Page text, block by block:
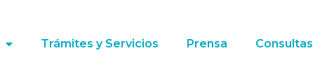
Trámites y Servicios Prensa Consultas